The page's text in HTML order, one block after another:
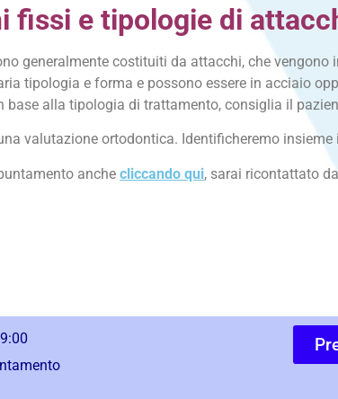
fissi e tipologie di
generalmente costituiti da attacchi, che
tipologia e forma e possono essere in acciaio
base alla tipologia di trattamento, consiglia il
valutazione ortodontica. Identificheremo
anche cliccando qui, sarai ricontattato